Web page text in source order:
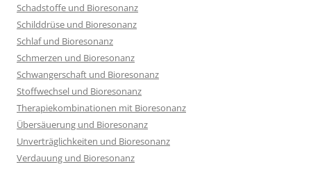
Schadstoffe und Bioresonanz
Schilddrüse und Bioresonanz
Schlaf und Bioresonanz
Schmerzen und Bioresonanz
Schwangerschaft und Bioresonanz
Stoffwechsel und Bioresonanz
Therapiekombinationen mit Bioresonanz
Übersäuerung und Bioresonanz
Unverträglichkeiten und Bioresonanz
Verdauung und Bioresonanz